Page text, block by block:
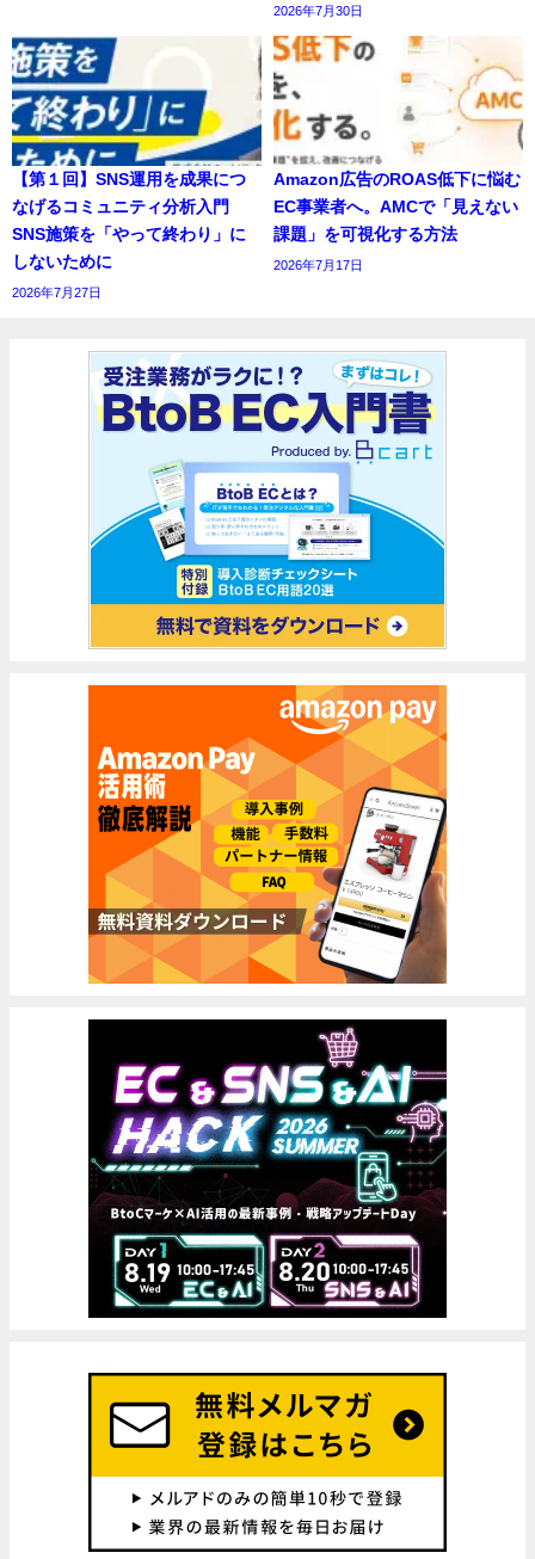
2026年7月30日
【第１回】SNS運用を成果につ
なげるコミュニティ分析入門
SNS施策を「やって終わり」に
しないために
2026年7月27日
Amazon広告のROAS低下に悩む
EC事業者へ。AMCで「見えない
課題」を可視化する方法
2026年7月17日